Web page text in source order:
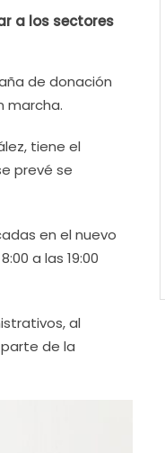
a los sectores
de donación
marcha.
tiene el
prevé se
en el nuevo
a las 19:00
al
de la